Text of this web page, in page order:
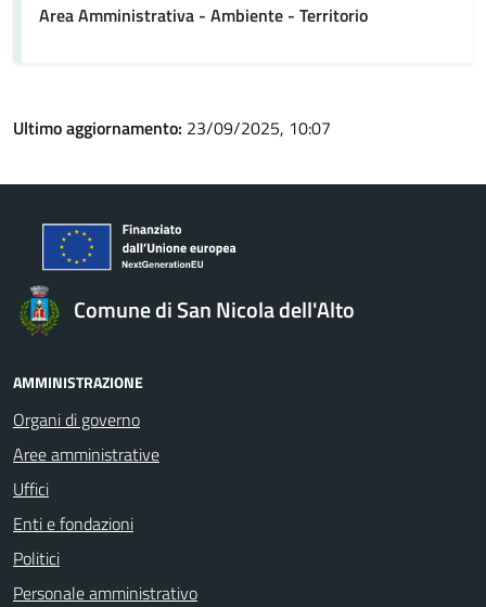
Area Amministrativa - Ambiente - Territorio
Ultimo aggiornamento: 23/09/2025, 10:07
Comune di San Nicola dell'Alto
AMMINISTRAZIONE
Organi di governo
Aree amministrative
Uffici
Enti e fondazioni
Politici
Personale amministrativo